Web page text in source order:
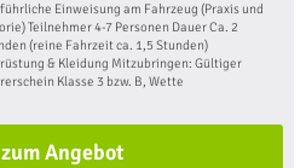
Einweisung am Fahrzeug (Praxis und
Teilnehmer 4-7 Personen Dauer Ca. 2
(reine Fahrzeit ca. 1,5 Stunden)
& Kleidung Mitzubringen: Gültiger
Klasse 3 bzw. B, Wette
Angebot